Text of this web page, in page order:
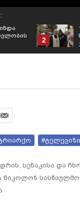
2
სენაკისა და
ნიკოლოზ